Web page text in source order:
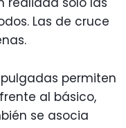
Las de cruce
permiten
al básico,
se asocia